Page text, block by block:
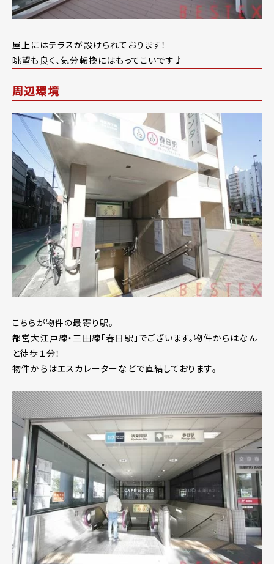
屋上にはテラスが設けられております！
眺望も良く、気分転換にはもってこいです♪
周辺環境
こちらが物件の最寄り駅。
都営大江戸線・三田線「春日駅」でございます。物件からはなん
と徒歩１分！
物件からはエスカレーターなどで直結しております。